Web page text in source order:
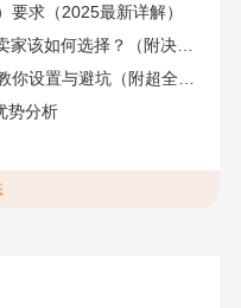
要求（2025最新详解）
何选择？（附决策流程图）
置与避坑（附超全指南）
势分析